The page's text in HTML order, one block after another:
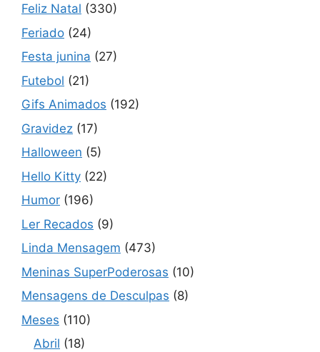
Feliz Natal (330)
Feriado (24)
Festa junina (27)
Futebol (21)
Gifs Animados (192)
Gravidez (17)
Halloween (5)
Hello Kitty (22)
Humor (196)
Ler Recados (9)
Linda Mensagem (473)
Meninas SuperPoderosas (10)
Mensagens de Desculpas (8)
Meses (110)
Abril (18)